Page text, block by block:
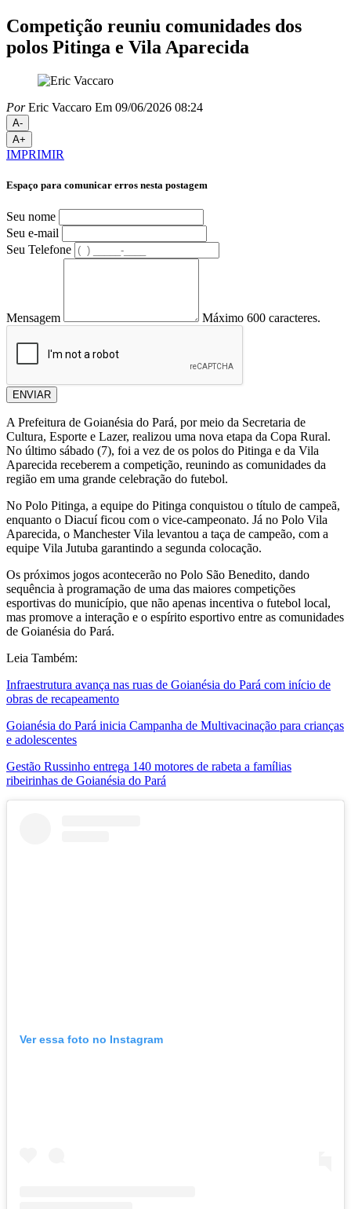
Competição reuniu comunidades dos
polos Pitinga e Vila Aparecida
PorEric Vaccaro Em 09/06/2026 08:24
A-
A+
IMPRIMIR
Espaço para comunicar erros nesta postagem
Seu nome
Seu e-mail
Seu Telefone
Mensagem Máximo 600 caracteres.
ENVIAR
A Prefeitura de Goianésia do Pará, por meio da Secretaria de
Cultura, Esporte e Lazer, realizou uma nova etapa da Copa Rural.
No último sábado (7), foi a vez de os polos do Pitinga e da Vila
Aparecida receberem a competição, reunindo as comunidades da
região em uma grande celebração do futebol.
No Polo Pitinga, a equipe do Pitinga conquistou o título de campeã,
enquanto o Diacuí ficou com o vice-campeonato. Já no Polo Vila
Aparecida, o Manchester Vila levantou a taça de campeão, com a
equipe Vila Jutuba garantindo a segunda colocação.
Os próximos jogos acontecerão no Polo São Benedito, dando
sequência à programação de uma das maiores competições
esportivas do município, que não apenas incentiva o futebol local,
mas promove a interação e o espírito esportivo entre as comunidades
de Goianésia do Pará.
Leia Também:
Infraestrutura avança nas ruas de Goianésia do Pará com início de
obras de recapeamento
Goianésia do Pará inicia Campanha de Multivacinação para crianças
e adolescentes
Gestão Russinho entrega 140 motores de rabeta a famílias
ribeirinhas de Goianésia do Pará
Ver essa foto no Instagram